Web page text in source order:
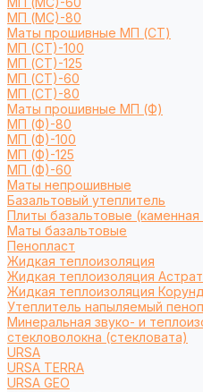
МП (МС)-80
Маты прошивные МП (СТ)
МП (СТ)-100
МП (СТ)-125
МП (СТ)-60
МП (СТ)-80
Маты прошивные МП (Ф)
МП (Ф)-80
МП (Ф)-100
МП (Ф)-125
МП (Ф)-60
Маты непрошивные
Базальтовый утеплитель
Плиты базальтовые (каменная
Маты базальтовые
Пенопласт
Жидкая теплоизоляция
Жидкая теплоизоляция
Жидкая теплоизоляция Корунд
Утеплитель напыляемый
Минеральная звуко- и
стекловолокна (стекловата)
URSA
URSA TERRA
URSA GEO